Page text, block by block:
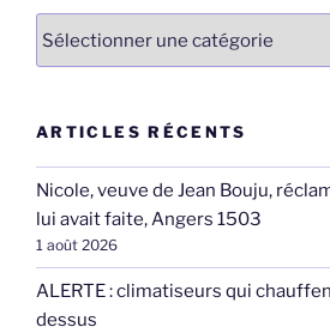
ARTICLES RÉCENTS
Nicole, veuve de Jean Bouju,
lui avait faite, Angers 1503
1 août 2026
ALERTE : climatiseurs qui
dessus